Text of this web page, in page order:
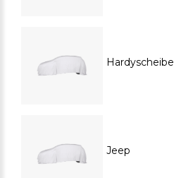
Hardyscheibe
Jeep